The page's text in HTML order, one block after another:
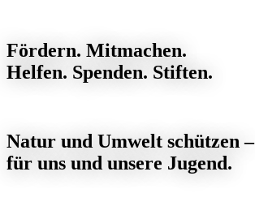
Fördern. Mitmachen.
Helfen. Spenden. Stiften.
Natur und Umwelt schützen –
für uns und unsere Jugend.